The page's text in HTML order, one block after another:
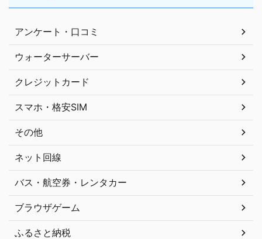
アンケート・口コミ
ウォーターサーバー
クレジットカード
スマホ・格安SIM
その他
ネット回線
バス・航空券・レンタカー
ブラウザゲーム
ふるさと納税